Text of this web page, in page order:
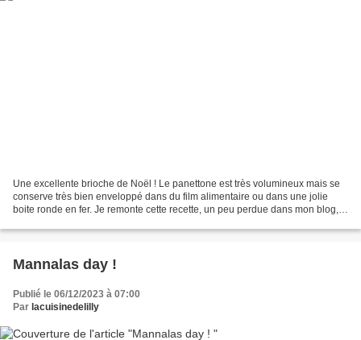
Une excellente brioche de Noël ! Le panettone est très volumineux mais se
conserve très bien enveloppé dans du film alimentaire ou dans une jolie
boite ronde en fer. Je remonte cette recette, un peu perdue dans mon blog,
Mannalas day !
Publié le 06/12/2023 à 07:00
Par lacuisinedelilly